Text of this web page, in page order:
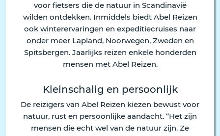
voor fietsers die de natuur in Scandinavië
wilden ontdekken. Inmiddels biedt Abel Reizen
ook winterervaringen en expeditiecruises naar
onder meer Lapland, Noorwegen, Zweden en
Spitsbergen. Jaarlijks reizen enkele honderden
mensen met Abel Reizen.
Kleinschalig en persoonlijk
De reizigers van Abel Reizen kiezen bewust voor
natuur, rust en persoonlijke aandacht. “Het zijn
mensen die echt wel van de natuur zijn. Ze